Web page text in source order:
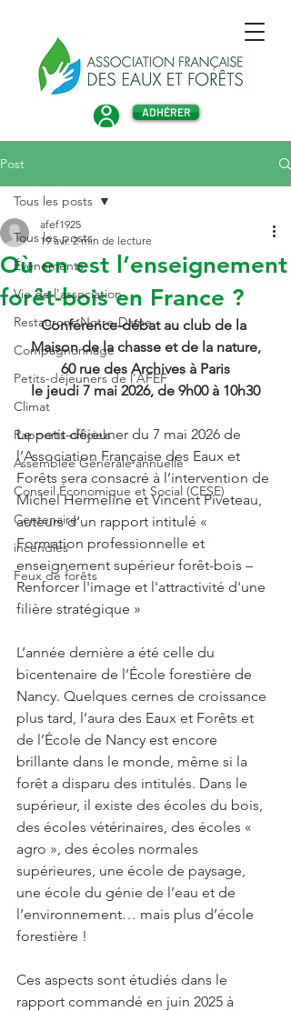
ADHÉRER
Post
Tous les posts
Évènements
Vie de l'association
Restaurons Notre-Dame
Compagnonnage
Petits-déjeuners de l'AFEF
Climat
Rapports officiels
Assemblée Générale annuelle
Conseil Économique et Social (CESE)
Centenaire
incendies
Feux de forêts
Tous les posts
Où en est l’enseignement
forêt-bois en France ?
afef1925
19 avr. 2 min de lecture
Conférence-débat au club de la
Maison de la chasse et de la nature,
60 rue des Archives à Paris
le jeudi 7 mai 2026, de 9h00 à 10h30
Le petit-déjeuner du 7 mai 2026 de
l’Association Française des Eaux et
Forêts sera consacré à l’intervention de
Michel Hermeline et Vincent Piveteau,
auteurs d’un rapport intitulé «
Formation professionnelle et
enseignement supérieur forêt-bois –
Renforcer l'image et l'attractivité d'une
filière stratégique »
L’année dernière a été celle du
bicentenaire de l’École forestière de
Nancy. Quelques cernes de croissance
plus tard, l’aura des Eaux et Forêts et
de l’École de Nancy est encore
brillante dans le monde, même si la
forêt a disparu des intitulés. Dans le
supérieur, il existe des écoles du bois,
des écoles vétérinaires, des écoles «
agro », des écoles normales
supérieures, une école de paysage,
une école du génie de l’eau et de
l’environnement… mais plus d’école
forestière !
Ces aspects sont étudiés dans le
rapport commandé en juin 2025 à